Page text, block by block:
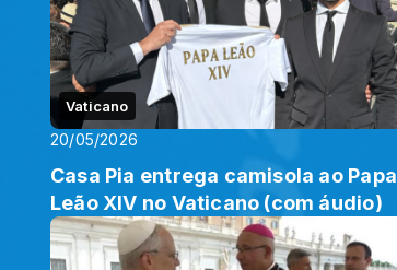
Vaticano
20/05/2026
Casa Pia entrega camisola ao Papa
Leão XIV no Vaticano (com áudio)